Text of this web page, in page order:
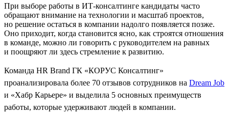
При выборе работы в ИТ-консалтинге кандидаты часто
обращают внимание на технологии и масштаб проектов,
но решение остаться в компании надолго появляется позже.
Оно приходит, когда становится ясно, как строятся отношения
в команде, можно ли говорить с руководителем на равных
и поощряют ли здесь стремление к развитию.
Команда HR Brand ГК «КОРУС Консалтинг»
проанализировала более 70 отзывов сотрудников на Dream Job
и «Хабр Карьере» и выделила 5 основных преимуществ
работы, которые удерживают людей в компании.